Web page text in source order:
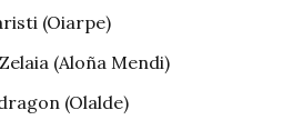
(Oiarpe)
(Aloña Mendi)
(Olalde)